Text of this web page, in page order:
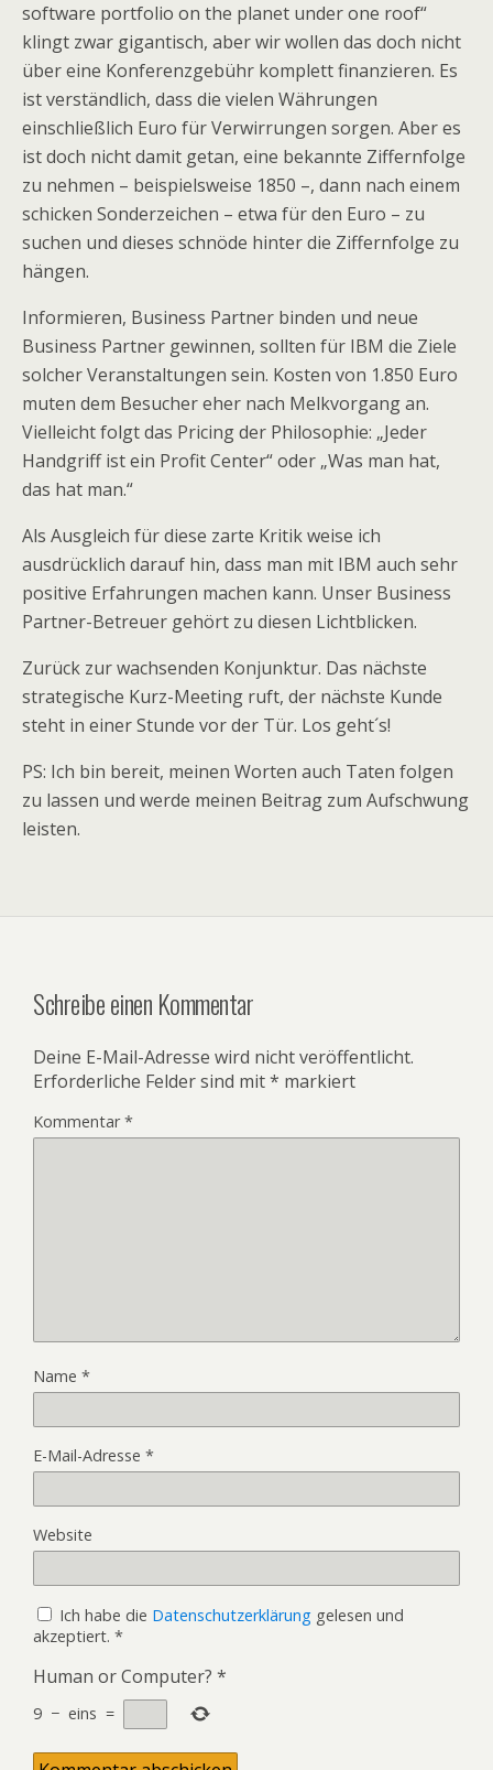
software portfolio on the planet under one roof“
klingt zwar gigantisch, aber wir wollen das doch nicht
über eine Konferenzgebühr komplett finanzieren. Es
ist verständlich, dass die vielen Währungen
einschließlich Euro für Verwirrungen sorgen. Aber es
ist doch nicht damit getan, eine bekannte Ziffernfolge
zu nehmen – beispielsweise 1850 –, dann nach einem
schicken Sonderzeichen – etwa für den Euro – zu
suchen und dieses schnöde hinter die Ziffernfolge zu
hängen.
Informieren, Business Partner binden und neue
Business Partner gewinnen, sollten für IBM die Ziele
solcher Veranstaltungen sein. Kosten von 1.850 Euro
muten dem Besucher eher nach Melkvorgang an.
Vielleicht folgt das Pricing der Philosophie: „Jeder
Handgriff ist ein Profit Center“ oder „Was man hat,
das hat man.“
Als Ausgleich für diese zarte Kritik weise ich
ausdrücklich darauf hin, dass man mit IBM auch sehr
positive Erfahrungen machen kann. Unser Business
Partner-Betreuer gehört zu diesen Lichtblicken.
Zurück zur wachsenden Konjunktur. Das nächste
strategische Kurz-Meeting ruft, der nächste Kunde
steht in einer Stunde vor der Tür. Los geht´s!
PS: Ich bin bereit, meinen Worten auch Taten folgen
zu lassen und werde meinen Beitrag zum Aufschwung
leisten.
Schreibe einen Kommentar
Deine E-Mail-Adresse wird nicht veröffentlicht.
Erforderliche Felder sind mit* markiert
Kommentar*
Name *
E-Mail-Adresse *
Website
Ich habe die Datenschutzerklärung gelesen und
akzeptiert. *
Human or Computer? *
9 − eins =